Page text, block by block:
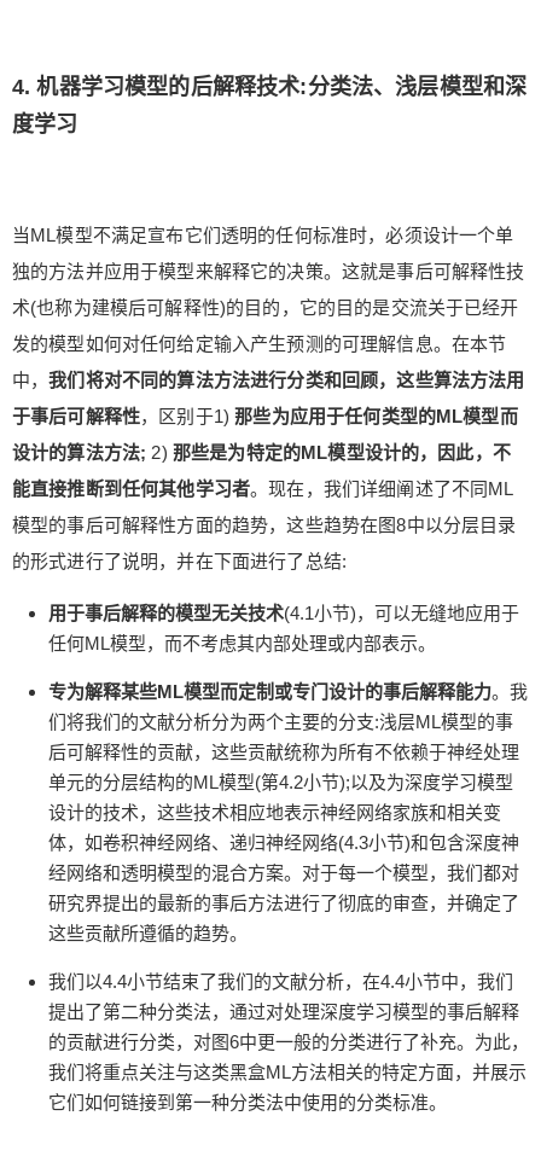
4. 机器学习模型的后解释技术:分类法、浅层模型和深
度学习
当ML模型不满足宣布它们透明的任何标准时，必须设计一个单
独的方法并应用于模型来解释它的决策。这就是事后可解释性技
术(也称为建模后可解释性)的目的，它的目的是交流关于已经开
发的模型如何对任何给定输入产生预测的可理解信息。在本节
中，我们将对不同的算法方法进行分类和回顾，这些算法方法用
于事后可解释性，区别于1)那些为应用于任何类型的ML模型而
设计的算法方法; 2) 那些是为特定的ML模型设计的，因此，不
能直接推断到任何其他学习者。现在，我们详细阐述了不同ML
模型的事后可解释性方面的趋势，这些趋势在图8中以分层目录
的形式进行了说明，并在下面进行了总结:
用于事后解释的模型无关技术(4.1小节)，可以无缝地应用于
任何ML模型，而不考虑其内部处理或内部表示。
专为解释某些ML模型而定制或专门设计的事后解释能力。我
们将我们的文献分析分为两个主要的分支:浅层ML模型的事
后可解释性的贡献，这些贡献统称为所有不依赖于神经处理
单元的分层结构的ML模型(第4.2小节);以及为深度学习模型
设计的技术，这些技术相应地表示神经网络家族和相关变
体，如卷积神经网络、递归神经网络(4.3小节)和包含深度神
经网络和透明模型的混合方案。对于每一个模型，我们都对
研究界提出的最新的事后方法进行了彻底的审查，并确定了
这些贡献所遵循的趋势。
我们以4.4小节结束了我们的文献分析，在4.4小节中，我们
提出了第二种分类法，通过对处理深度学习模型的事后解释
的贡献进行分类，对图6中更一般的分类进行了补充。为此，
我们将重点关注与这类黑盒ML方法相关的特定方面，并展示
它们如何链接到第一种分类法中使用的分类标准。